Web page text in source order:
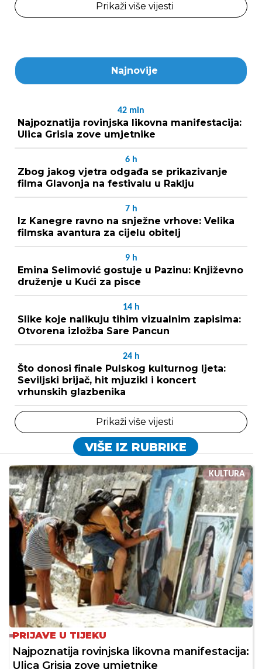
Prikaži više vijesti
Najnovije
42 min
Najpoznatija rovinjska likovna manifestacija:
Ulica Grisia zove umjetnike
6 h
Zbog jakog vjetra odgađa se prikazivanje
filma Glavonja na festivalu u Raklju
7 h
Iz Kanegre ravno na snježne vrhove: Velika
filmska avantura za cijelu obitelj
9 h
Emina Selimović gostuje u Pazinu: Književno
druženje u Kući za pisce
14 h
Slike koje nalikuju tihim vizualnim zapisima:
Otvorena izložba Sare Pancun
24 h
Što donosi finale Pulskog kulturnog ljeta:
Seviljski brijač, hit mjuzikl i koncert
vrhunskih glazbenika
Prikaži više vijesti
VIŠE IZ RUBRIKE
KULTURA
PRIJAVE U TIJEKU
Najpoznatija rovinjska likovna manifestacija:
Ulica Grisia zove umjetnike